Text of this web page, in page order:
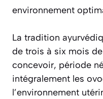
environnement
La tradition
de trois à six mois
concevoir, période
intégralement les
l’environnement